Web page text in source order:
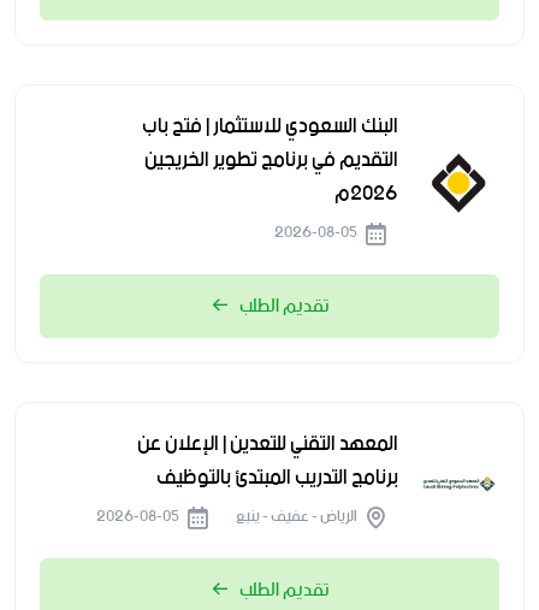
البنك السعودي للاستثمار | فتح باب
التقديم في برنامج تطوير الخريجين
2026م
تقديم الطلب
المعهد التقني للتعدين | الإعلان عن
برنامج التدريب المبتدئ بالتوظيف
الرياض - عفيف - ينبع
تقديم الطلب